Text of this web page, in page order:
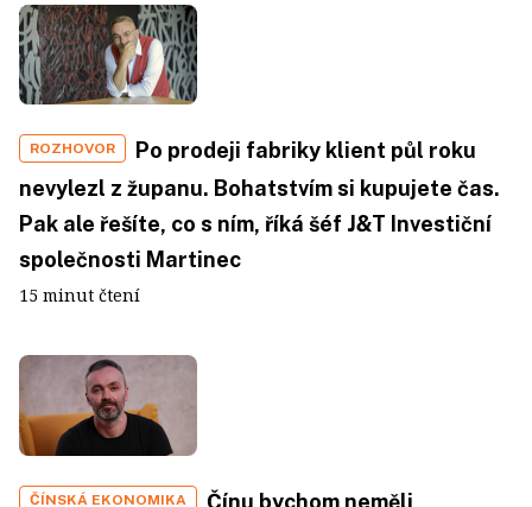
ROZHOVOR
Po prodeji fabriky klient půl roku
nevylezl z županu. Bohatstvím si kupujete čas.
Pak ale řešíte, co s ním, říká šéf J&T Investiční
společnosti Martinec
15 minut čtení
ČÍNSKÁ EKONOMIKA
Čínu bychom neměli